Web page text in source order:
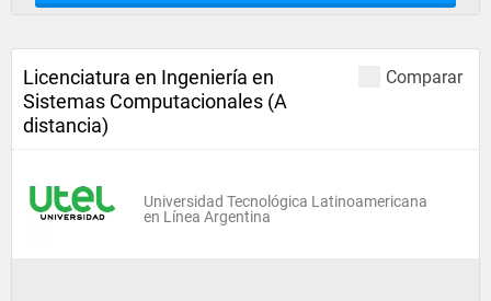
Comparar
Licenciatura en Ingeniería en
Sistemas Computacionales (A
distancia)
Universidad Tecnológica Latinoamericana
en Línea Argentina